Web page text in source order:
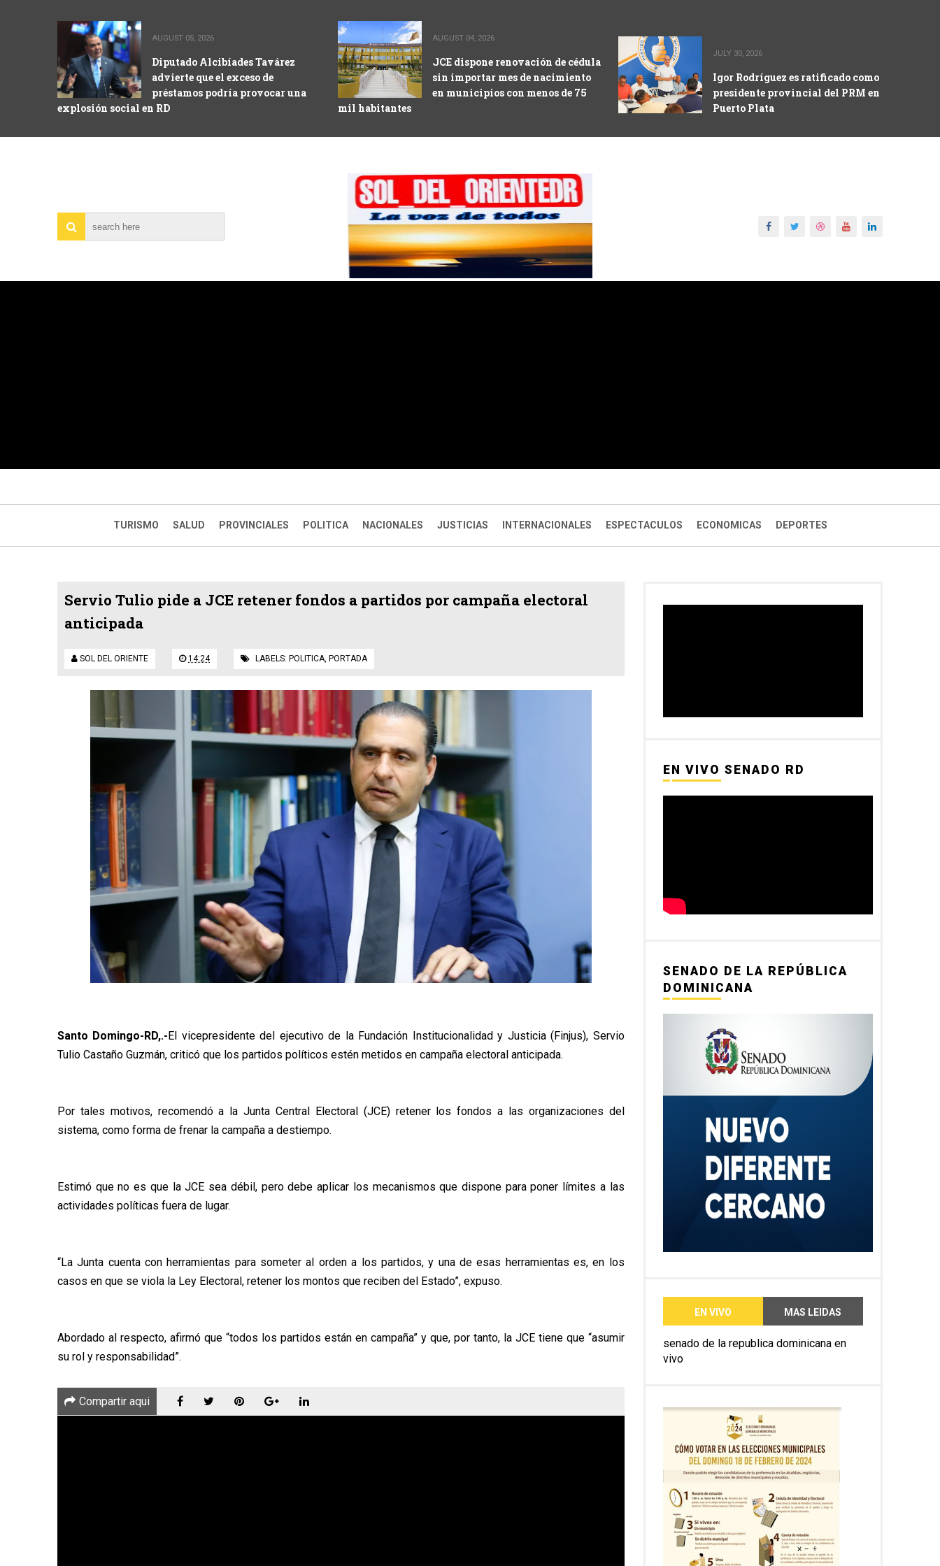
AUGUST 05, 2026
Diputado Alcibíades Tavárez
advierte que el exceso de
préstamos podría provocar una
explosión social en RD
AUGUST 04, 2026
JCE dispone renovación de cédula
sin importar mes de nacimiento
en municipios con menos de 75
mil habitantes
JULY 30, 2026
Igor Rodríguez es ratificado como
presidente provincial del PRM en
Puerto Plata
TURISMO SALUD PROVINCIALES POLITICA NACIONALES JUSTICIAS INTERNACIONALES ESPECTACULOS ECONOMICAS DEPORTES
Servio Tulio pide a JCE retener fondos a partidos por campaña electoral
anticipada
SOL DEL ORIENTE 14:24 LABELS: POLITICA PORTADA
Santo Domingo-RD,.-El vicepresidente del ejecutivo de la Fundación Institucionalidad y Justicia (Finjus), Servio
Tulio Castaño Guzmán, criticó que los partidos políticos estén metidos en campaña electoral anticipada.
Por tales motivos, recomendó a la Junta Central Electoral (JCE) retener los fondos a las organizaciones del
sistema, como forma de frenar la campaña a destiempo.
Estimó que no es que la JCE sea débil, pero debe aplicar los mecanismos que dispone para poner límites a las
actividades políticas fuera de lugar.
“La Junta cuenta con herramientas para someter al orden a los partidos, y una de esas herramientas es, en los
casos en que se viola la Ley Electoral, retener los montos que reciben del Estado”, expuso.
Abordado al respecto, afirmó que “todos los partidos están en campaña” y que, por tanto, la JCE tiene que “asumir
su rol y responsabilidad”.
Compartir aqui
EN VIVO SENADO RD
SENADO DE LA REPÚBLICA
DOMINICANA
EN VIVO MAS LEIDAS
senado de la republica dominicana en
vivo